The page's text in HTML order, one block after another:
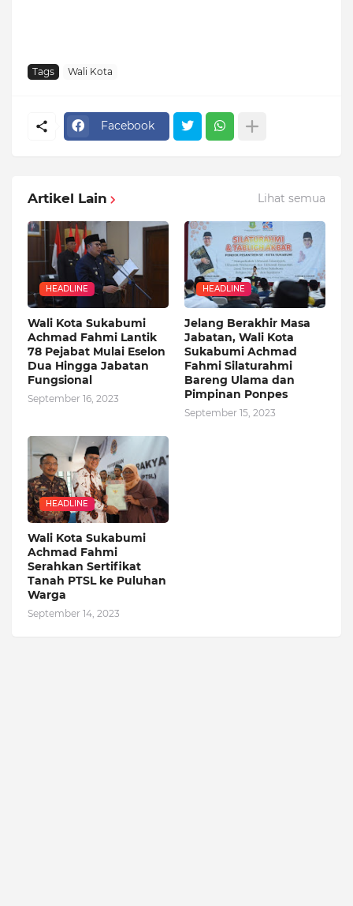
Tags Wali Kota
Facebook
Artikel Lain Lihat semua
HEADLINE
Wali Kota Sukabumi
Achmad Fahmi Lantik
78 Pejabat Mulai Eselon
Dua Hingga Jabatan
Fungsional
September 16, 2023
HEADLINE
Jelang Berakhir Masa
Jabatan, Wali Kota
Sukabumi Achmad
Fahmi Silaturahmi
Bareng Ulama dan
Pimpinan Ponpes
September 15, 2023
HEADLINE
Wali Kota Sukabumi
Achmad Fahmi
Serahkan Sertifikat
Tanah PTSL ke Puluhan
Warga
September 14, 2023